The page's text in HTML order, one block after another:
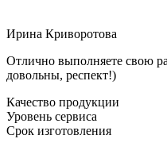
Ирина Криворотова
Отлично выполняете свою
довольны, респект!)
Качество продукции
Уровень сервиса
Срок изготовления